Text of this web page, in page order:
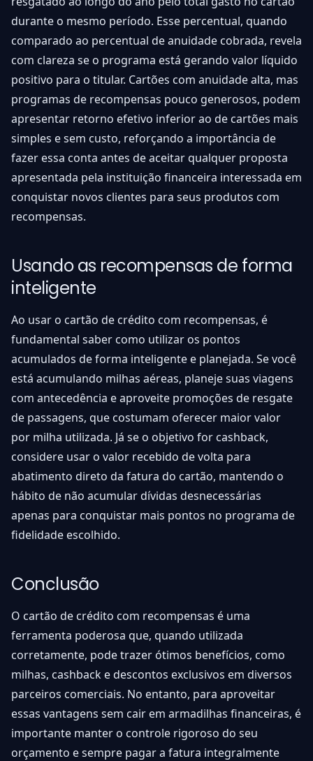
durante o mesmo período. Esse percentual, quando
comparado ao percentual de anuidade cobrada, revela
com clareza se o programa está gerando valor líquido
positivo para o titular. Cartões com anuidade alta, mas
programas de recompensas pouco generosos, podem
apresentar retorno efetivo inferior ao de cartões mais
simples e sem custo, reforçando a importância de
fazer essa conta antes de aceitar qualquer proposta
apresentada pela instituição financeira interessada em
conquistar novos clientes para seus produtos com
recompensas.
Usando as recompensas de forma
inteligente
Ao usar o cartão de crédito com recompensas, é
fundamental saber como utilizar os pontos
acumulados de forma inteligente e planejada. Se você
está acumulando milhas aéreas, planeje suas viagens
com antecedência e aproveite promoções de resgate
de passagens, que costumam oferecer maior valor
por milha utilizada. Já se o objetivo for cashback,
considere usar o valor recebido de volta para
abatimento direto da fatura do cartão, mantendo o
hábito de não acumular dívidas desnecessárias
apenas para conquistar mais pontos no programa de
fidelidade escolhido.
Conclusão
O cartão de crédito com recompensas é uma
ferramenta poderosa que, quando utilizada
corretamente, pode trazer ótimos benefícios, como
milhas, cashback e descontos exclusivos em diversos
parceiros comerciais. No entanto, para aproveitar
essas vantagens sem cair em armadilhas financeiras, é
importante manter o controle rigoroso do seu
orçamento e sempre pagar a fatura integralmente